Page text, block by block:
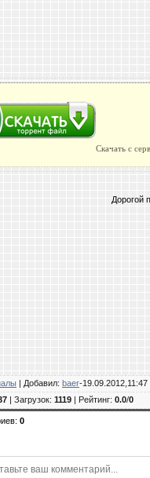
Скачать с
Дорогой
| Добавил: baer-19.09.2012,11:47
| Загрузок: 1119 | Рейтинг: 0.0/0
: 0